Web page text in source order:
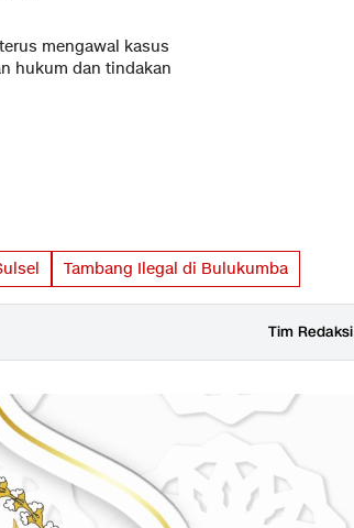
mengawal kasus
hukum dan tindakan
Tambang Ilegal di Bulukumba
Tim Redaksi